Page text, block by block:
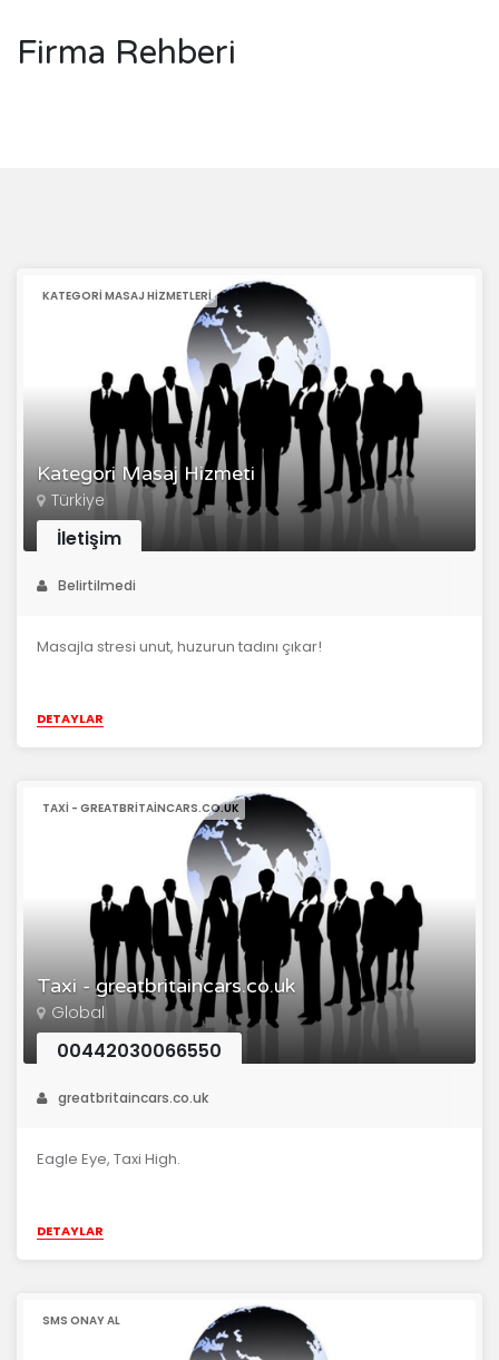
Firma Rehberi
Kategori Masaj Hizmeti
KATEGORI MASAJ HIZMETLERI
Türkiye
İletişim
Belirtilmedi
Masajla stresi unut, huzurun tadını çıkar!
DETAYLAR
Taxi - greatbritaincars.co.uk
TAXI - GREATBRITAINCARS.CO.UK
Global
00442030066550
greatbritaincars.co.uk
Eagle Eye, Taxi High.
DETAYLAR
SMS ONAY AL